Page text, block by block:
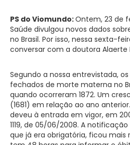
PS do Viomundo:Ontem, 23 de
Saúde divulgou novos dados
no Brasil. Por isso, nessa sexta-
conversar com a doutora Alaerte
Segundo a nossa entrevistada,
fechados de morte materna no
quando ocorreram 1872. Um
(1681) em relação ao ano
deveu à entrada em vigor, em
1119, de 05/06/2008. A
que já era obrigatória, ficou mais